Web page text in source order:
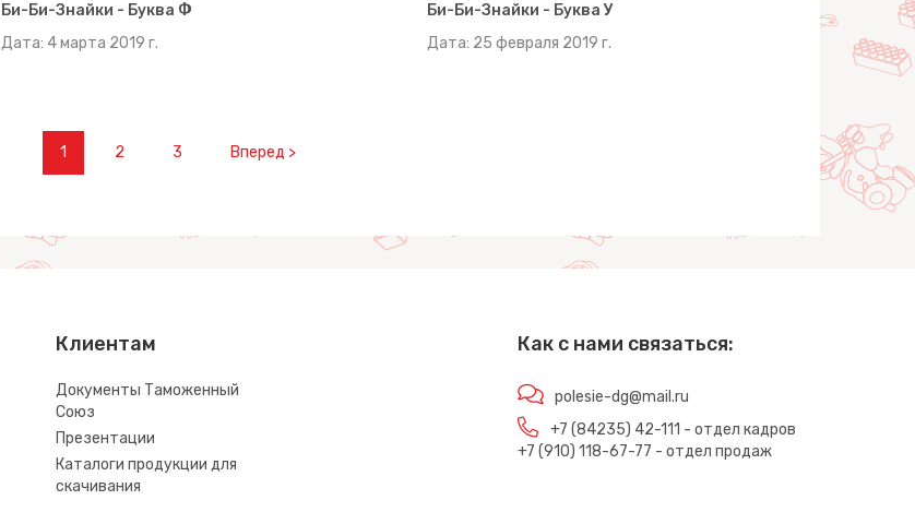
Би-Би-Знайки - Буква Ф
Дата: 4 марта 2019 г.
Би-Би-Знайки - Буква У
Дата: 25 февраля 2019 г.
1 2 3 Вперед >
Клиентам
Документы Таможенный
Союз
Презентации
Каталоги продукции для
скачивания
Как с нами связаться:
polesie-dg@mail.ru
+7 (84235) 42-111 - отдел кадров
+7 (910) 118-67-77 - отдел продаж